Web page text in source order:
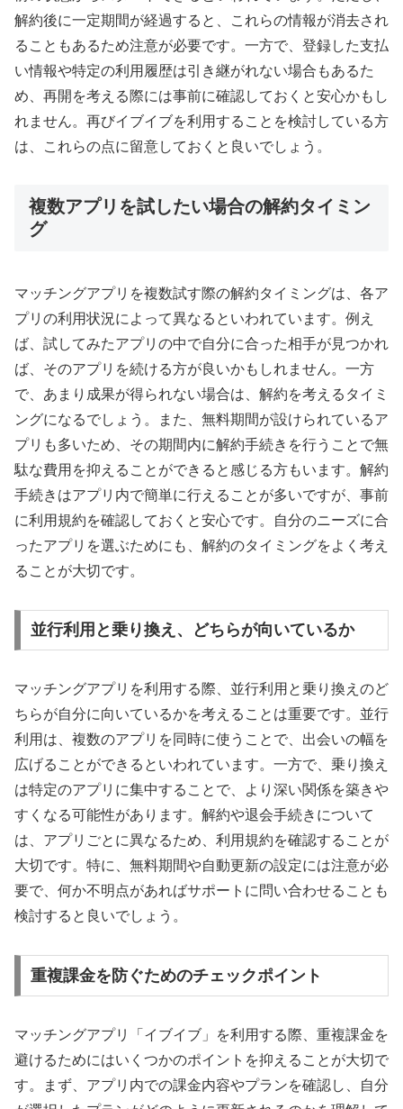
解約後に一定期間が経過すると、これらの情報が消去され
ることもあるため注意が必要です。一方で、登録した支払
い情報や特定の利用履歴は引き継がれない場合もあるた
め、再開を考える際には事前に確認しておくと安心かもし
れません。再びイブイブを利用することを検討している方
は、これらの点に留意しておくと良いでしょう。
複数アプリを試したい場合の解約タイミン
グ
マッチングアプリを複数試す際の解約タイミングは、各ア
プリの利用状況によって異なるといわれています。例え
ば、試してみたアプリの中で自分に合った相手が見つかれ
ば、そのアプリを続ける方が良いかもしれません。一方
で、あまり成果が得られない場合は、解約を考えるタイミ
ングになるでしょう。また、無料期間が設けられているア
プリも多いため、その期間内に解約手続きを行うことで無
駄な費用を抑えることができると感じる方もいます。解約
手続きはアプリ内で簡単に行えることが多いですが、事前
に利用規約を確認しておくと安心です。自分のニーズに合
ったアプリを選ぶためにも、解約のタイミングをよく考え
ることが大切です。
並行利用と乗り換え、どちらが向いているか
マッチングアプリを利用する際、並行利用と乗り換えのど
ちらが自分に向いているかを考えることは重要です。並行
利用は、複数のアプリを同時に使うことで、出会いの幅を
広げることができるといわれています。一方で、乗り換え
は特定のアプリに集中することで、より深い関係を築きや
すくなる可能性があります。解約や退会手続きについて
は、アプリごとに異なるため、利用規約を確認することが
大切です。特に、無料期間や自動更新の設定には注意が必
要で、何か不明点があればサポートに問い合わせることも
検討すると良いでしょう。
重複課金を防ぐためのチェックポイント
マッチングアプリ「イブイブ」を利用する際、重複課金を
避けるためにはいくつかのポイントを抑えることが大切で
す。まず、アプリ内での課金内容やプランを確認し、自分